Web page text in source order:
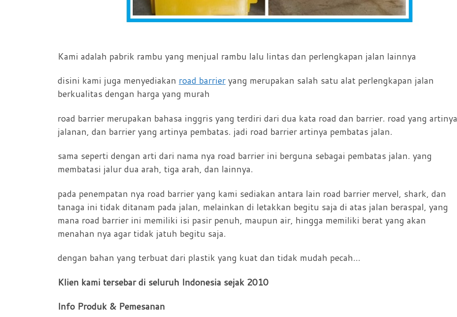
Kami adalah pabrik rambu yang menjual rambu lalu lintas dan perlengkapan jalan lainnya
disini kami juga menyediakan road barrieryang merupakan salah satu alat perlengkapan jalan
berkualitas dengan harga yang murah
road barrier merupakan bahasa inggris yang terdiri dari dua kata road dan barrier. road yang artinya
jalanan, dan barrier yang artinya pembatas. jadi road barrier artinya pembatas jalan.
sama seperti dengan arti dari nama nya road barrier ini berguna sebagai pembatas jalan. yang
membatasi jalur dua arah, tiga arah, dan lainnya.
pada penempatan nya road barrier yang kami sediakan antara lain road barrier mervel, shark, dan
tanaga ini tidak ditanam pada jalan, melainkan di letakkan begitu saja di atas jalan beraspal, yang
mana road barrier ini memiliki isi pasir penuh, maupun air, hingga memiliki berat yang akan
menahan nya agar tidak jatuh begitu saja.
dengan bahan yang terbuat dari plastik yang kuat dan tidak mudah pecah…
Klien kami tersebar di seluruh Indonesia sejak 2010
Info Produk & Pemesanan